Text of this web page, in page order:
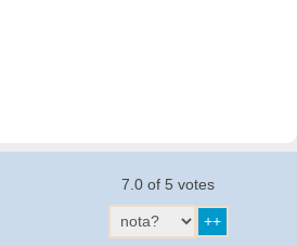
7.0 of 5 votes